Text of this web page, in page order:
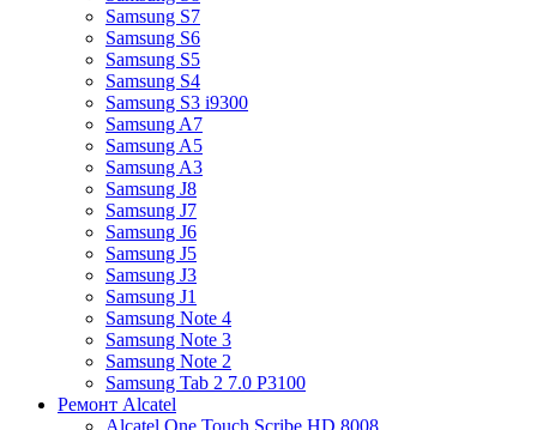
Samsung S7
Samsung S6
Samsung S5
Samsung S4
Samsung S3 i9300
Samsung A7
Samsung A5
Samsung A3
Samsung J8
Samsung J7
Samsung J6
Samsung J5
Samsung J3
Samsung J1
Samsung Note 4
Samsung Note 3
Samsung Note 2
Samsung Tab 2 7.0 P3100
Ремонт Alcatel